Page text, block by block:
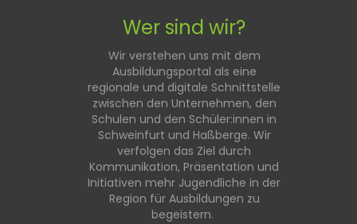
Wer sind wir?
Wir verstehen uns mit dem
Ausbildungsportal als eine
regionale und digitale Schnittstelle
zwischen den Unternehmen, den
Schulen und den Schüler:innen in
Schweinfurt und Haßberge. Wir
verfolgen das Ziel durch
Kommunikation, Präsentation und
Initiativen mehr Jugendliche in der
Region für Ausbildungen zu
begeistern.